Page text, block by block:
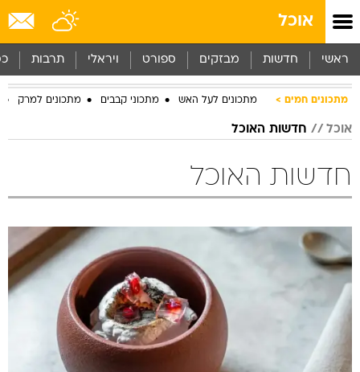
אוכל
ראשי חדשות מבזקים ספורט ויראלי תרבות
מתכונים חמים מתכונים לעל האש מתכוני קבבים מתכונים למרק
אוכל חדשות האוכל
חדשות האוכל